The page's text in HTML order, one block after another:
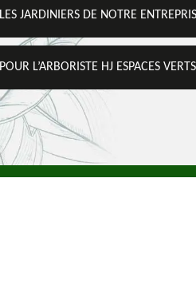
LES JARDINIERS DE NOTRE
POUR L’ARBORISTE HJ ESPACES